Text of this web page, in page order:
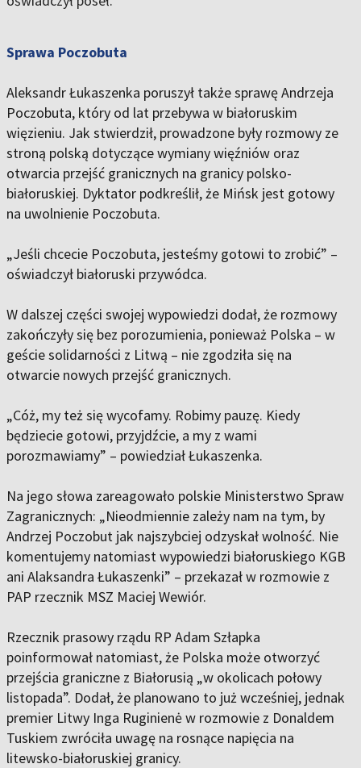
Sprawa Poczobuta
Aleksandr Łukaszenka poruszył także sprawę Andrzeja
Poczobuta, który od lat przebywa w białoruskim
więzieniu. Jak stwierdził, prowadzone były rozmowy ze
stroną polską dotyczące wymiany więźniów oraz
otwarcia przejść granicznych na granicy polsko-
białoruskiej. Dyktator podkreślił, że Mińsk jest gotowy
na uwolnienie Poczobuta.
„Jeśli chcecie Poczobuta, jesteśmy gotowi to zrobić” –
oświadczył białoruski przywódca.
W dalszej części swojej wypowiedzi dodał, że rozmowy
zakończyły się bez porozumienia, ponieważ Polska – w
geście solidarności z Litwą – nie zgodziła się na
otwarcie nowych przejść granicznych.
„Cóż, my też się wycofamy. Robimy pauzę. Kiedy
będziecie gotowi, przyjdźcie, a my z wami
porozmawiamy” – powiedział Łukaszenka.
Na jego słowa zareagowało polskie Ministerstwo Spraw
Zagranicznych: „Nieodmiennie zależy nam na tym, by
Andrzej Poczobut jak najszybciej odzyskał wolność. Nie
komentujemy natomiast wypowiedzi białoruskiego KGB
ani Alaksandra Łukaszenki” – przekazał w rozmowie z
PAP rzecznik MSZ Maciej Wewiór.
Rzecznik prasowy rządu RP Adam Szłapka
poinformował natomiast, że Polska może otworzyć
przejścia graniczne z Białorusią „w okolicach połowy
listopada”. Dodał, że planowano to już wcześniej, jednak
premier Litwy Inga Ruginienė w rozmowie z Donaldem
Tuskiem zwróciła uwagę na rosnące napięcia na
litewsko-białoruskiej granicy.